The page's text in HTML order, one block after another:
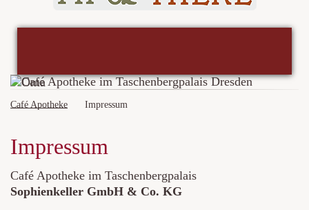
Café Apotheke Impressum
Impressum
Café Apotheke im Taschenbergpalais
Sophienkeller GmbH & Co. KG